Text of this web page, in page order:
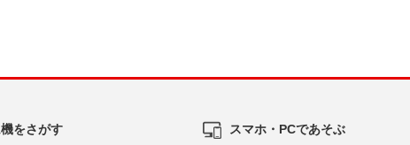
をさがす スマホ・PCであそぶ